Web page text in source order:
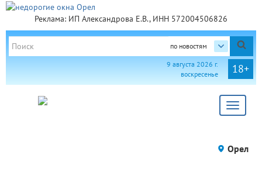
Реклама: ИП Александрова Е.В., ИНН 572004506826
по новостям
18+
9 августа 2026 г.
воскресенье
Toggle
Орел